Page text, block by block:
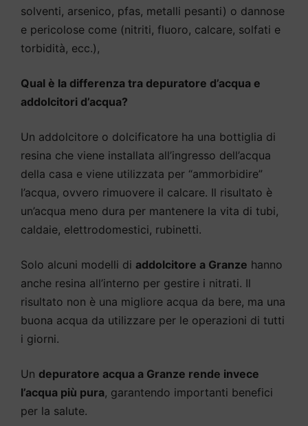
solventi, arsenico, pfas, metalli pesanti) o dannose
e pericolose come (nitriti, fluoro, calcare, solfati e
torbidità, ecc.),
Qual è la differenza tra depuratore d’acqua e
addolcitori d’acqua?
Un addolcitore o dolcificatore ha una bottiglia di
resina che viene installata all’ingresso dell’acqua
della casa e viene utilizzata per “ammorbidire”
l’acqua, ovvero rimuovere il calcare. Il risultato è
un’acqua meno dura per mantenere la vita di tubi,
caldaie, elettrodomestici, rubinetti.
Solo alcuni modelli di addolcitore a Granze hanno
anche resina all’interno per gestire i nitrati. Il
risultato non è una migliore acqua da bere, ma una
buona acqua da utilizzare per le operazioni di tutti
i giorni.
Un depuratore acqua a Granze rende invece
l’acqua più pura, garantendo importanti benefici
per la salute.